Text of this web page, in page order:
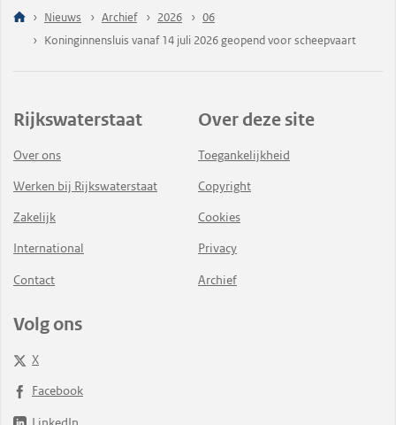
Nieuws Archief 2026
06
Koninginnensluis vanaf 14 juli 2026 geopend voor scheepvaart
Rijkswaterstaat
Over ons
Werken bij Rijkswaterstaat
Zakelijk
International
Contact
Over deze site
Toegankelijkheid
Copyright
Cookies
Privacy
Archief
Volg ons
X
Facebook